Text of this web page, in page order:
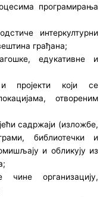
прoграмирања
интеркултурни
грађана;
едукативне и
и пројекти који се
отвореним
садржаји (изложбе,
библиотечки и
и обликују из
чине организацију,